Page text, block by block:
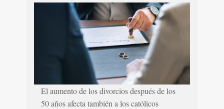
El aumento de los divorcios después de los
50 años afecta también a los católicos